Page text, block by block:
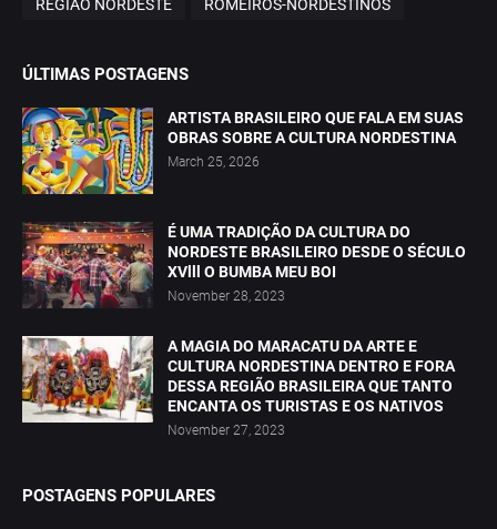
REGIÃO NORDESTE ROMEIROS-NORDESTINOS
ÚLTIMAS POSTAGENS
ARTISTA BRASILEIRO QUE FALA EM SUAS
OBRAS SOBRE A CULTURA NORDESTINA
March 25, 2026
É UMA TRADIÇÃO DA CULTURA DO
NORDESTE BRASILEIRO DESDE O SÉCULO
XVlll O BUMBA MEU BOI
November 28, 2023
A MAGIA DO MARACATU DA ARTE E
CULTURA NORDESTINA DENTRO E FORA
DESSA REGIÃO BRASILEIRA QUE TANTO
ENCANTA OS TURISTAS E OS NATIVOS
November 27, 2023
POSTAGENS POPULARES